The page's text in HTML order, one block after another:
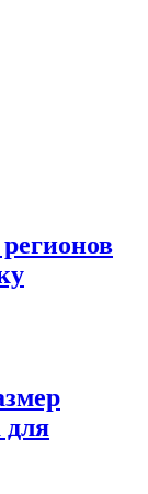
для